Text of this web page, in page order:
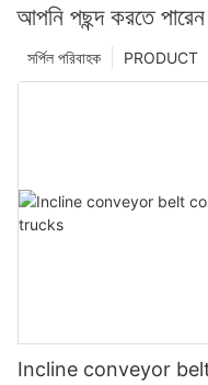
আপনি পছন্দ করতে পারেন
PRODUCT
সর্পিল পরিবাহক
Incline conveyor